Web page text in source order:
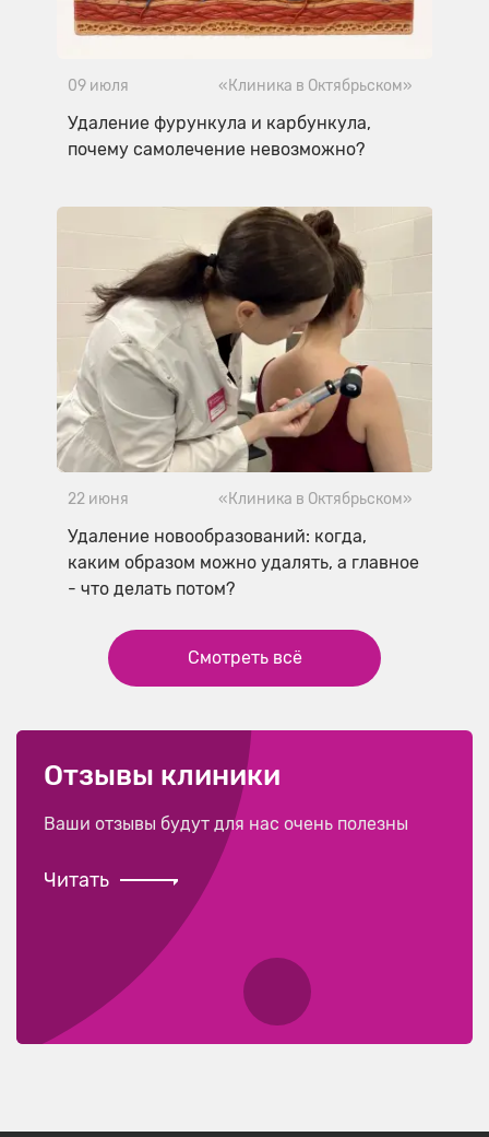
09 июля «Клиника в Октябрьском»
Удаление фурункула и карбункула,
почему самолечение невозможно?
22 июня «Клиника в Октябрьском»
Удаление новообразований: когда,
каким образом можно удалять, а главное
- что делать потом?
Смотреть всё
Отзывы клиники
Ваши отзывы будут для нас очень полезны
Читать